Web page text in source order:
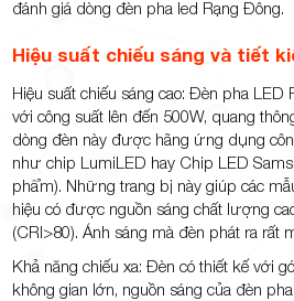
đánh giá dòng đèn pha led Rạng Đông.
Hiệu suất chiếu sáng và tiết
Hiệu suất chiếu sáng cao: Đèn pha
với công suất lên đến 500W, quang
dòng đèn này được hãng ứng dụng
như chip LumiLED hay Chip LED
phẩm). Những trang bị này giúp các
hiệu có được nguồn sáng chất lượng
(CRI>80). Ánh sáng mà đèn phát ra rất
Khả năng chiếu xa: Đèn có thiết kế với
không gian lớn, nguồn sáng của đèn